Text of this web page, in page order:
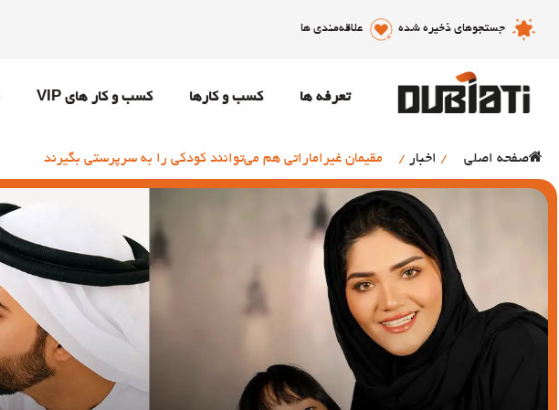
جستجوهای ذخیره شده علاقه‌مندی ها
تعرفه ها کسب و کارها کسب و کار های VIP
صفحه اصلی / اخبار / مقیمان غیراماراتی هم می‌توانند کودکی را به سرپرستی بگیرند